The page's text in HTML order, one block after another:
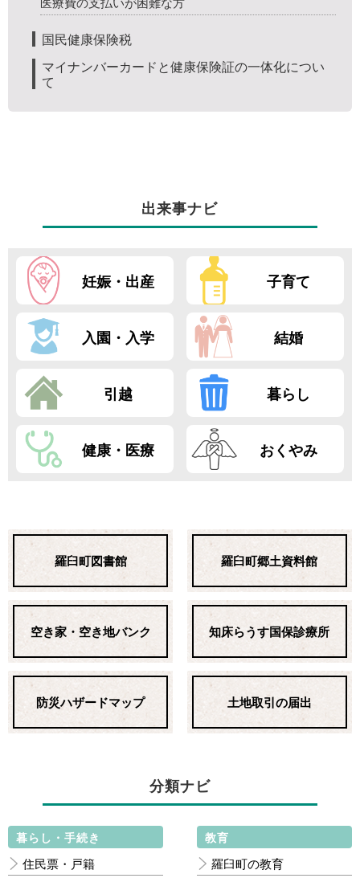
国民健康保険税
マイナンバーカードと健康保険証の一体化につい
て
出来事ナビ
妊娠・出産 子育て
入園・入学 結婚
引越 暮らし
健康・医療 おくやみ
羅臼町図書館 羅臼町郷土資料館
空き家・空き地バンク 知床らうす国保診療所
防災ハザードマップ 土地取引の届出
分類ナビ
暮らし・手続き
住民票・戸籍
教育
羅臼町の教育